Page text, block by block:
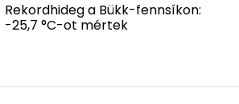
Rekordhideg a Bükk-fennsíkon:
-25,7 °C-ot mértek